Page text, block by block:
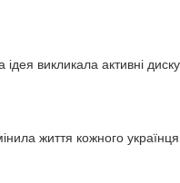
ідея викликала активні
життя кожного